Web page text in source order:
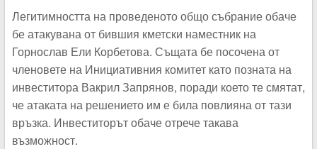
Легитимността на проведеното общо събрание обаче
бе атакувана от бившия кметски наместник на
Горнослав Ели Корбетова. Същата бе посочена от
членовете на Инициативния комитет като позната на
инвеститора Вакрил Запрянов, поради което те смятат,
че атаката на решението им е била повлияна от тази
връзка. Инвеститорът обаче отрече такава
възможност.